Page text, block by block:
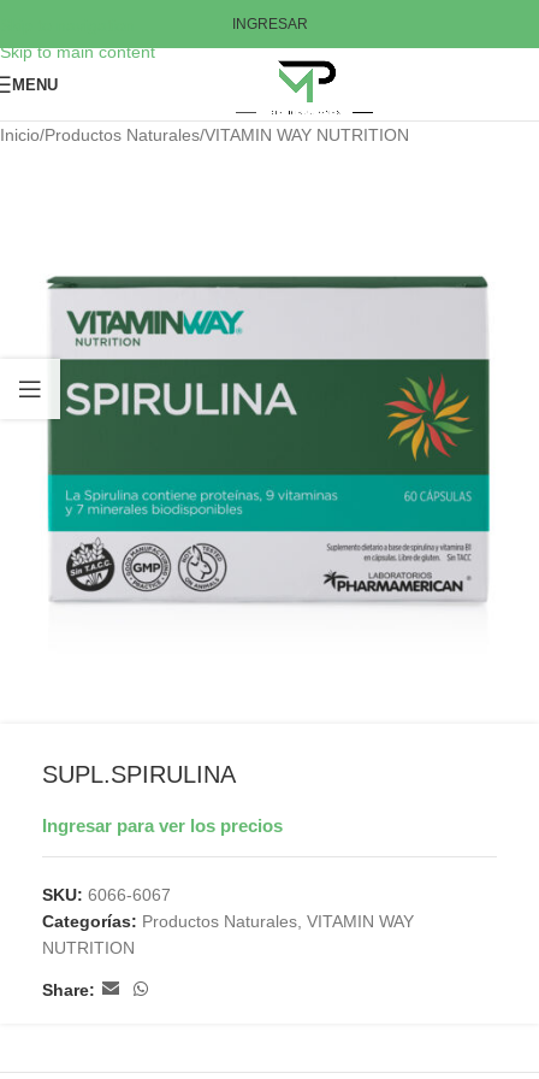
Skip to main content
INGRESAR
MENU
Inicio/Productos Naturales/VITAMIN WAY NUTRITION
SUPL.SPIRULINA
Ingresar para ver los precios
SKU: 6066-6067
Categorías: Productos Naturales VITAMIN WAY
NUTRITION
Share: